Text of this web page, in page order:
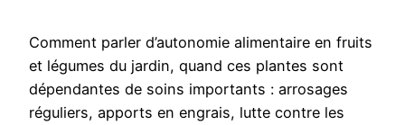
Comment parler d’autonomie alimentaire en fruits
et légumes du jardin, quand ces plantes sont
dépendantes de soins importants : arrosages
réguliers, apports en engrais, lutte contre les